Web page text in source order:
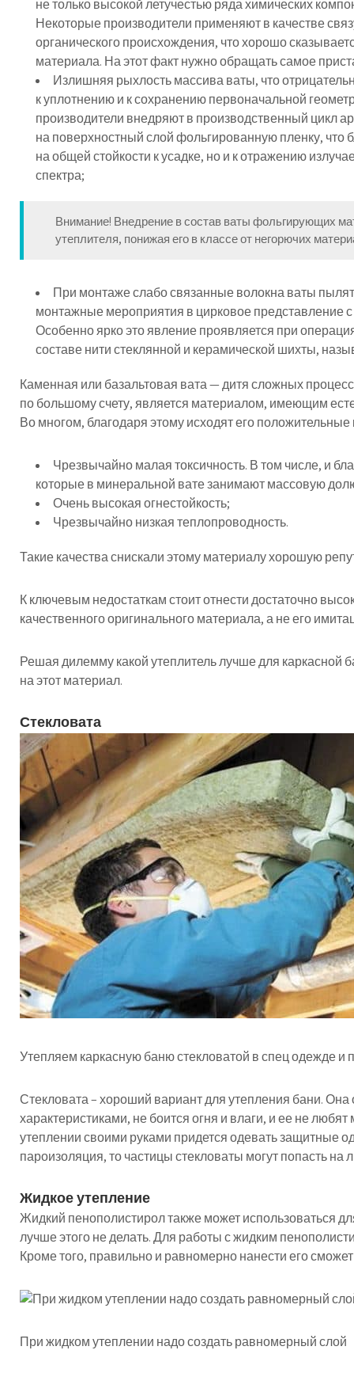
не только высокой летучестью ряда химических
Некоторые производители применяют в качестве
органического происхождения, что хорошо
материала. На этот факт нужно обращать самое
Излишняя рыхлость массива ваты, что
к уплотнению и к сохранению первоначальной
производители внедряют в производственный цикл
на поверхностный слой фольгированную пленку, что
на общей стойкости к усадке, но и к отражению
спектра;
Внимание! Внедрение в состав ваты фольгирующих
утеплителя, понижая его в классе от негорючих
При монтаже слабо связанные волокна ваты
монтажные мероприятия в цирковое представление
Особенно ярко это явление проявляется при
составе нити стеклянной и керамической шихты,
Каменная или базальтовая вата — дитя сложных
по большому счету, является материалом, имеющим
Во многом, благодаря этому исходят его положительные
Чрезвычайно малая токсичность. В том числе, и
которые в минеральной вате занимают массовую
Очень высокая огнестойкость;
Чрезвычайно низкая теплопроводность.
Такие качества снискали этому материалу хорошую
К ключевым недостаткам стоит отнести достаточно
качественного оригинального материала, а не его
Решая дилемму какой утеплитель лучше для каркасной
на этот материал.
Стекловата
Утепляем каркасную баню стекловатой в спец одежде и
Стекловата – хороший вариант для утепления бани.
характеристиками, не боится огня и влаги, и ее не
утеплении своими руками придется одевать защитные
пароизоляция, то частицы стекловаты могут попасть на
Жидкое утепление
Жидкий пенополистирол также может использоваться
лучше этого не делать. Для работы с жидким
Кроме того, правильно и равномерно нанести его
При жидком утеплении надо создать равномерный слой